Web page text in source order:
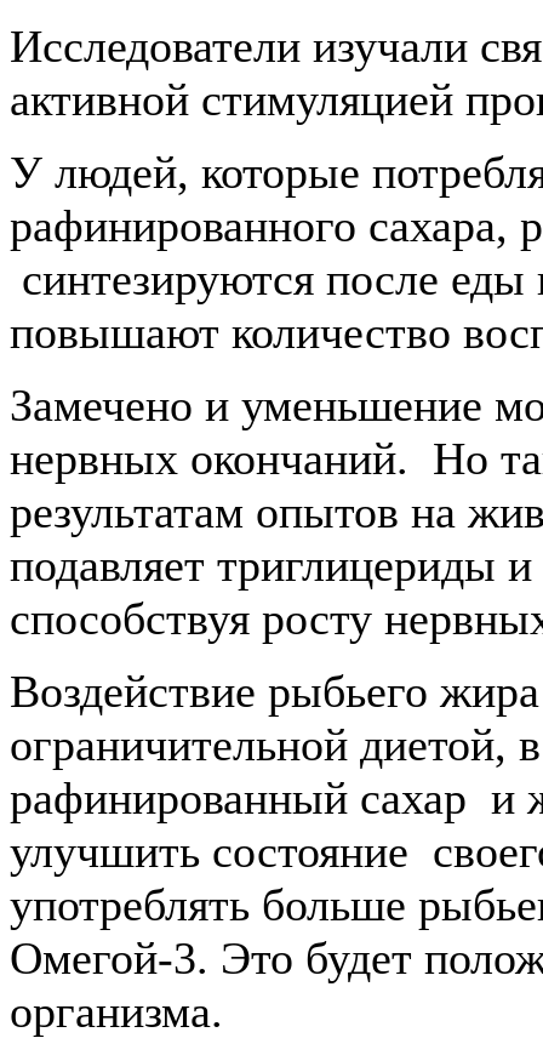
Исследователи изучали
активной стимуляцией
У людей, которые
рафинированного сахара,
синтезируются после
повышают количество
Замечено и уменьшение
нервных окончаний. Но
результатам опытов на
подавляет триглицериды
способствуя росту
Воздействие рыбьего
ограничительной диетой,
рафинированный сахар и
улучшить состояние
употреблять больше
Омегой-3. Это будет
организма.